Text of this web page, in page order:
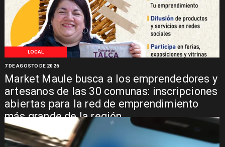
LOCAL
Market Maule busca a los emprendedores y
artesanos de las 30 comunas: inscripciones
abiertas para la red de emprendimiento
más grande de la región
7 DE AGOSTO DE 2026